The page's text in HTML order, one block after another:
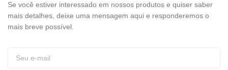
Se você estiver interessado em nossos produtos e quiser saber
mais detalhes, deixe uma mensagem aqui e responderemos o
mais breve possível.